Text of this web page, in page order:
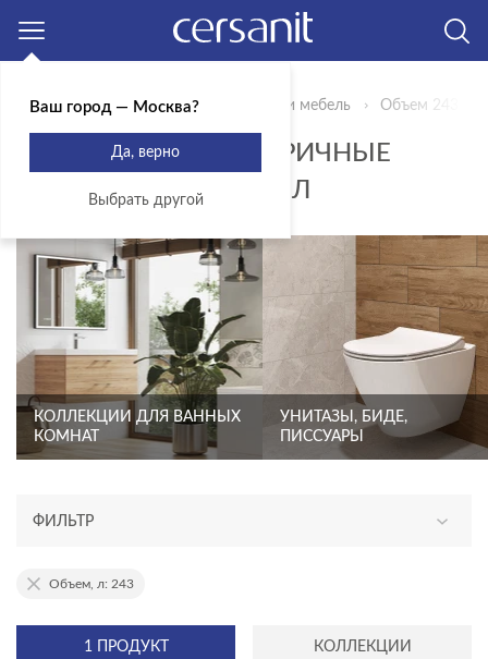
Главная Продукты Сантехника и мебель Объем 243
УГЛОВЫЕ АСИММЕТРИЧНЫЕ
ВАННЫ - ОБЪЕМ 243 Л
КОЛЛЕКЦИИ ДЛЯ ВАННЫХ
КОМНАТ
УНИТАЗЫ, БИДЕ,
ПИССУАРЫ
ФИЛЬТР
АССОРТИМЕНТ
эксклюзив
1 ПРОДУКТ КОЛЛЕКЦИИ
Объем, л: 243
Ваш город — Москва?
Да, верно
Выбрать другой